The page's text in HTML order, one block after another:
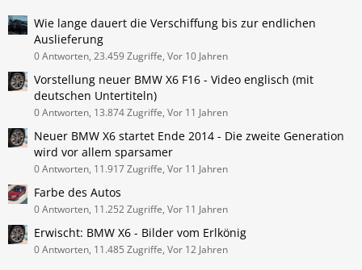
Wie lange dauert die Verschiffung bis zur endlichen
Auslieferung
0 Antworten, 23.459 Zugriffe, Vor 10 Jahren
Vorstellung neuer BMW X6 F16 - Video englisch (mit
deutschen Untertiteln)
0 Antworten, 13.874 Zugriffe, Vor 11 Jahren
Neuer BMW X6 startet Ende 2014 - Die zweite Generation
wird vor allem sparsamer
0 Antworten, 11.917 Zugriffe, Vor 11 Jahren
Farbe des Autos
0 Antworten, 11.252 Zugriffe, Vor 11 Jahren
Erwischt: BMW X6 - Bilder vom Erlkönig
0 Antworten, 11.485 Zugriffe, Vor 12 Jahren